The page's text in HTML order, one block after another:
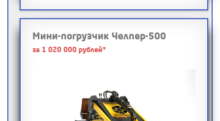
Мини-погрузчик Челпер-500
за 1 020 000 рублей*